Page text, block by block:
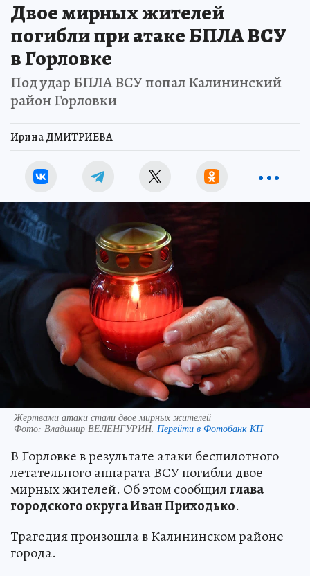
Двое мирных жителей
погибли при атаке БПЛА ВСУ
в Горловке
Под удар БПЛА ВСУ попал Калининский
район Горловки
Ирина ДМИТРИЕВА
Жертвами атаки стали двое мирных жителей
Фото: Владимир ВЕЛЕНГУРИН. Перейти в Фотобанк КП
В Горловке в результате атаки беспилотного
летательного аппарата ВСУ погибли двое
мирных жителей. Об этом сообщилглава
городского округа Иван Приходько.
Трагедия произошла в Калининском районе
города.